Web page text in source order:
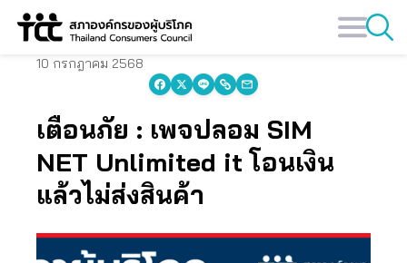
Skip
10 กรกฎาคม 2568
เตือนภัย : เพจปลอม SIM
NET Unlimited it โอนเงิน
แล้วไม่ส่งสินค้า